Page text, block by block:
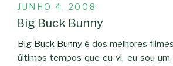
PUBLICADO
EM
JUNHO 4, 2008
Big Buck Bunny
Big Buck Bunny é dos melhores
últimos tempos que eu vi, eu sou um